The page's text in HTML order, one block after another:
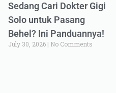
Sedang Cari Dokter Gigi
Solo untuk Pasang
Behel? Ini Panduannya!
July 30, 2026 No Comments